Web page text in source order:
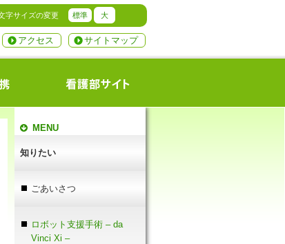
字サイズの変更 標準 大
サイトマップ
アクセス
MENU
知りたい
ごあいさつ
ロボット支援手術 – da
Vinci Xi –